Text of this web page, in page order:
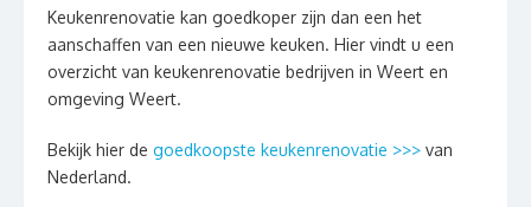
Keukenrenovatie kan goedkoper zijn dan een het
aanschaffen van een nieuwe keuken. Hier vindt u een
overzicht van keukenrenovatie bedrijven in Weert en
omgeving Weert.
Bekijk hier de goedkoopste keukenrenovatie >>> van
Nederland.